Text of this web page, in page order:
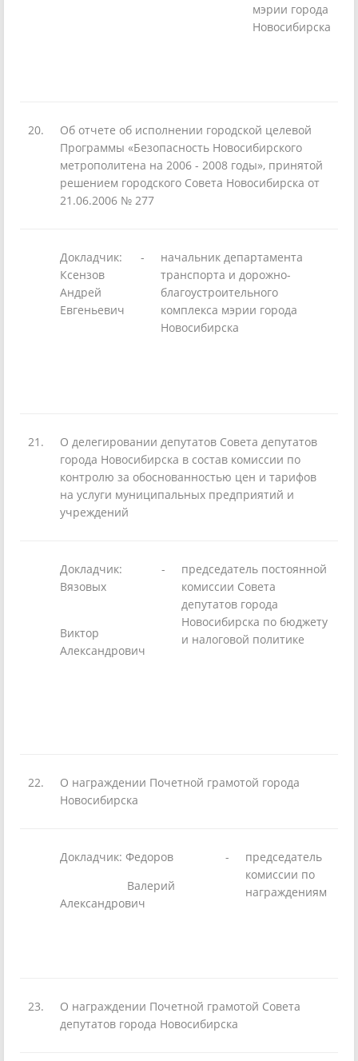
мэрии города
Новосибирска
20.
Об отчете об исполнении городской целевой
Программы «Безопасность Но­восибирского
метрополитена на 2006 - 2008 годы», принятой
решением город­ского Совета Новосибирска от
21.06.2006 № 277
Докладчик:
Ксензов
Андрей
Евгеньевич
-
начальник департамента
транспорта и дорожно-
благоустроительного
комплекса мэрии города
Новосибирска
21.
О делегировании депутатов Совета депутатов
города Новосибирска в состав комиссии по
контролю за обоснованностью цен и тарифов
на услуги муниципальных предприятий и
учреждений
Докладчик:
Вязовых
Виктор
Александрович
-
председатель постоянной
комиссии Совета
депутатов города
Новосибирска по бюджету
и налоговой политике
22.
О награждении Почетной грамотой города
Новосибирска
Докладчик: Федоров
Валерий
Александрович
-
председатель
комиссии по
награждениям
23.
О награждении Почетной грамотой Совета
депутатов города Новосибирска